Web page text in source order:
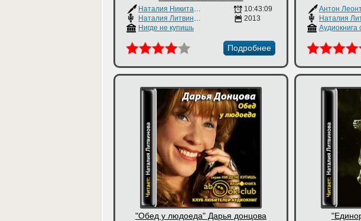
Наталия Никитайская
Наталия Литвинова
Нигде не купишь
10:43:09
2013
Подробнее
Антон
"Обед у людоеда" Дарья донцова